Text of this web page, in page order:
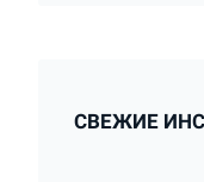
СВЕЖИЕ